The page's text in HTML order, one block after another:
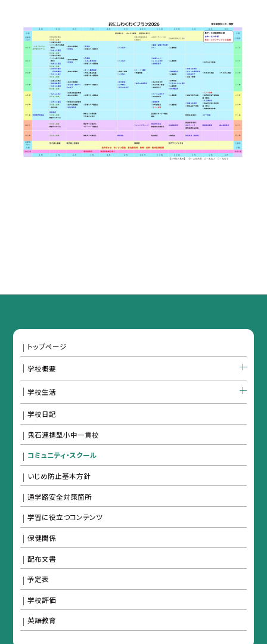
トップページ
学校概要
学校生活
学校日記
鬼石連携型小中一貫校
コミュニティ・スクール
いじめ防止基本方針
通学路安全対策箇所
学習に役立つコンテンツ
保健関係
配布文書
予定表
学校評価
英語教育